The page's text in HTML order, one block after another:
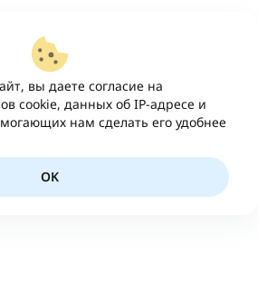
вы даете согласие на
cookie, данных об IP-адресе и
нам сделать его удобнее
OK